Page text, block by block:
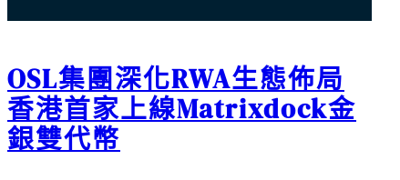
OSL集團深化RWA生態佈局
香港首家上線Matrixdock金
銀雙代幣